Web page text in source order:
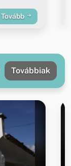
Tovább
Továbbiak